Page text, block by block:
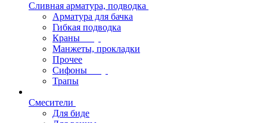
Сливная арматура, подводка
Арматура для бачка
Гибкая подводка
Краны
Манжеты, прокладки
Прочее
Сифоны
Трапы
Смесители
Для биде